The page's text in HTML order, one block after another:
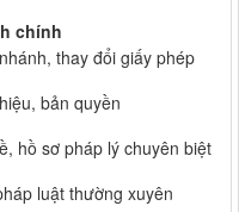
chính
thay đổi giấy phép
bản quyền
hồ sơ pháp lý chuyên biệt
luật thường xuyên